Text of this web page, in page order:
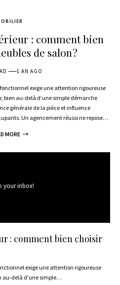
2 ANS AGO
: comment bien
de salon ?
1 AN AGO
exige une attention rigoureuse
bien au-delà d’une simple démarche
générale de la pièce et influence
Un agencement réussi ne repose…
MORE
your inbox!
: comment bien choisir
exige une attention rigoureuse
au-delà d’une simple…